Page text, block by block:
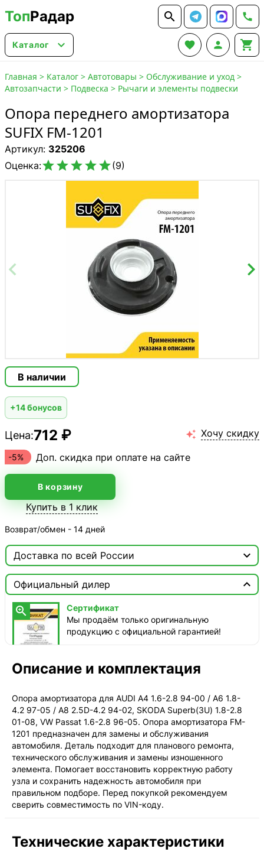
ТопРадар  
Каталог    
Главная > Каталог > Автотовары > Обслуживание и уход >
Автозапчасти > Подвеска > Рычаги и элементы подвески
Опора переднего амортизатора
SUFIX FM-1201
Артикул: 325206
Оценка:(9)
В наличии
+14 бонусов
Цена:712 ₽  Хочу скидку
-5% Доп. скидка при оплате на сайте
В корзину
Купить в 1 клик
Возврат/обмен - 14 дней
Доставка по всей России 
 Москва
ТопРадар — Курьер
завтра, от 350 ₽
ТопРадар — Самовывоз
сегодня, бесплатно
СДЭК — Курьер
2-4 дня, от 385 ₽
Официальный дилер


Сертификат
Мы продаём только оригинальную
продукцию с официальной гарантией!
Описание и комплектация
Опора амортизатора для AUDI A4 1.6-2.8 94-00 / A6 1.8-
4.2 97-05 / A8 2.5D-4.2 94-02, SKODA Superb(3U) 1.8-2.8
01-08, VW Passat 1.6-2.8 96-05. Опора амортизатора FM-
1201 предназначен для замены и обслуживания
автомобиля. Деталь подходит для планового ремонта,
технического обслуживания и замены изношенного
элемента. Помогает восстановить корректную работу
узла и сохранить надежность автомобиля при
правильном подборе. Перед покупкой рекомендуем
сверить совместимость по VIN-коду.
Технические характеристики